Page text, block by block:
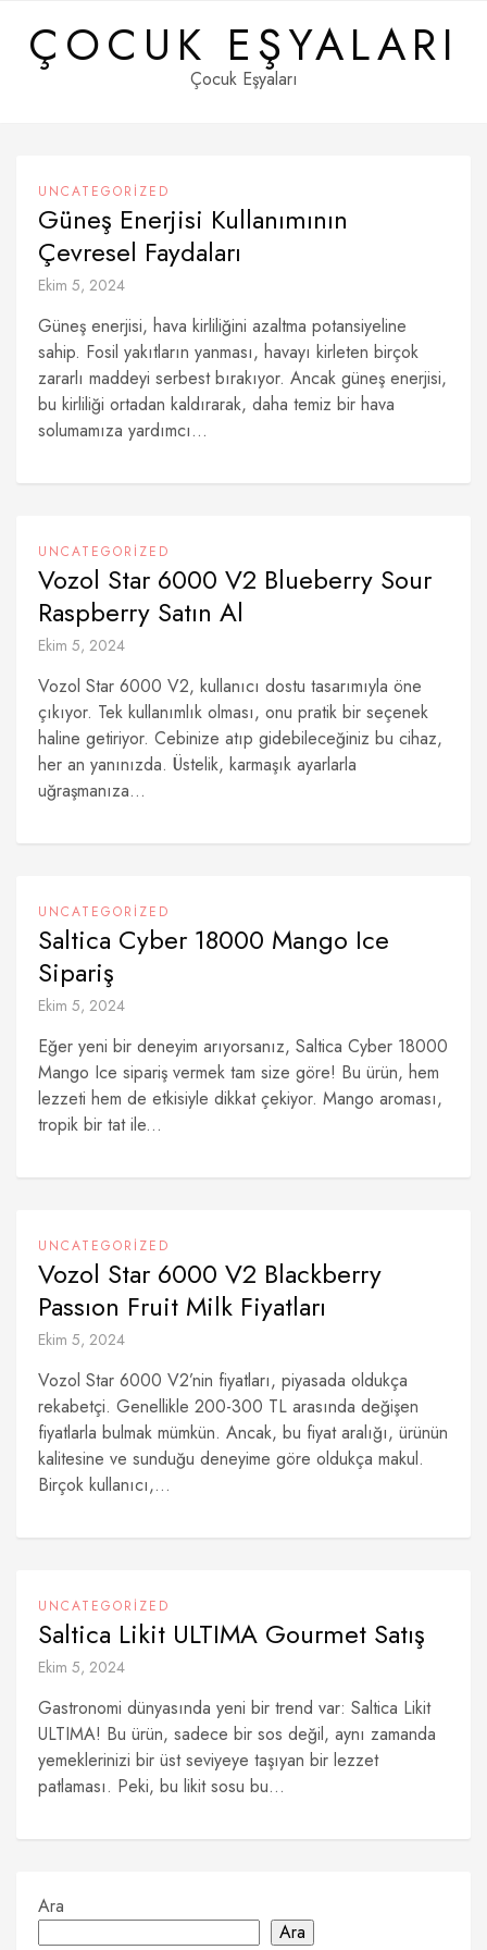
contentÇOCUK EŞYALARI
Çocuk Eşyaları
UNCATEGORIZED
Güneş Enerjisi Kullanımının
Çevresel Faydaları
Ekim 5, 2024
Güneş enerjisi, hava kirliliğini azaltma potansiyeline
sahip. Fosil yakıtların yanması, havayı kirleten birçok
zararlı maddeyi serbest bırakıyor. Ancak güneş enerjisi,
bu kirliliği ortadan kaldırarak, daha temiz bir hava
solumamıza yardımcı...
UNCATEGORIZED
Vozol Star 6000 V2 Blueberry Sour
Raspberry Satın Al
Ekim 5, 2024
Vozol Star 6000 V2, kullanıcı dostu tasarımıyla öne
çıkıyor. Tek kullanımlık olması, onu pratik bir seçenek
haline getiriyor. Cebinize atıp gidebileceğiniz bu cihaz,
her an yanınızda. Üstelik, karmaşık ayarlarla
uğraşmanıza...
UNCATEGORIZED
Saltica Cyber 18000 Mango Ice
Sipariş
Ekim 5, 2024
Eğer yeni bir deneyim arıyorsanız, Saltica Cyber 18000
Mango Ice sipariş vermek tam size göre! Bu ürün, hem
lezzeti hem de etkisiyle dikkat çekiyor. Mango aroması,
tropik bir tat ile...
UNCATEGORIZED
Vozol Star 6000 V2 Blackberry
Passıon Fruit Milk Fiyatları
Ekim 5, 2024
Vozol Star 6000 V2’nin fiyatları, piyasada oldukça
rekabetçi. Genellikle 200-300 TL arasında değişen
fiyatlarla bulmak mümkün. Ancak, bu fiyat aralığı, ürünün
kalitesine ve sunduğu deneyime göre oldukça makul.
Birçok kullanıcı,...
UNCATEGORIZED
Saltica Likit ULTIMA Gourmet Satış
Ekim 5, 2024
Gastronomi dünyasında yeni bir trend var: Saltica Likit
ULTIMA! Bu ürün, sadece bir sos değil, aynı zamanda
yemeklerinizi bir üst seviyeye taşıyan bir lezzet
patlaması. Peki, bu likit sosu bu...
Ara
Ara